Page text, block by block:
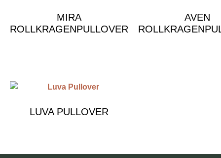
MIRA
ROLLKRAGENPULLOVER
AVEN
LUVA PULLOVER